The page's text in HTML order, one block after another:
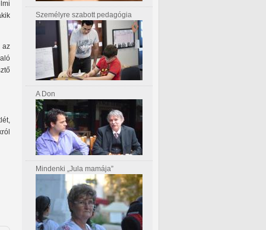
az
Személyre szabott pedagógia
A Don
Mindenki „Jula mamája”